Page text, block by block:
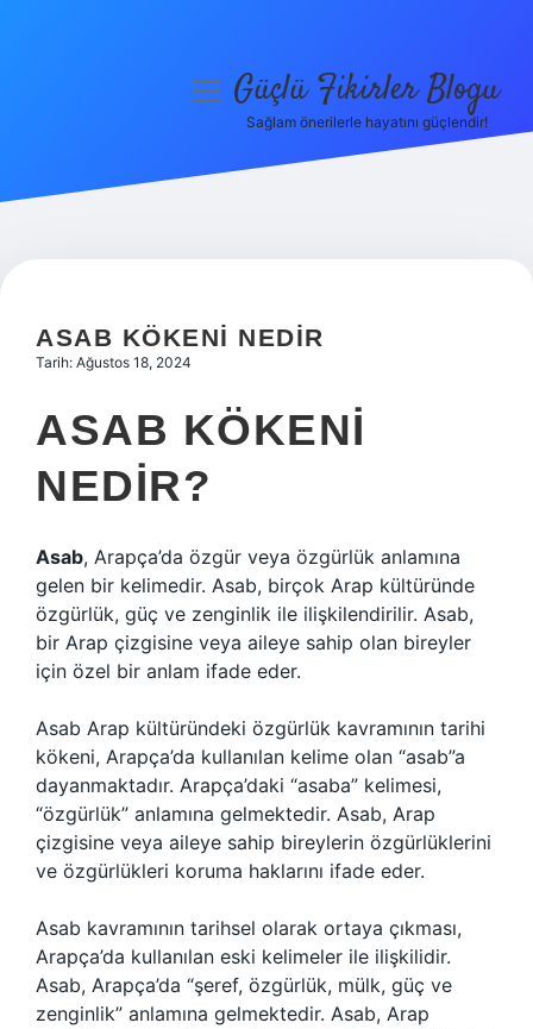
Hakkımızda
menüyüGüçlü Fikirler Blogu
Sağlam önerilerle hayatını güçlendir!
ASAB KÖKENI NEDIR
Tarih: Ağustos 18, 2024
ASAB KÖKENI
NEDIR?
Asab, Arapça’da özgür veya özgürlük anlamına
gelen bir kelimedir. Asab, birçok Arap kültüründe
özgürlük, güç ve zenginlik ile ilişkilendirilir. Asab,
bir Arap çizgisine veya aileye sahip olan bireyler
için özel bir anlam ifade eder.
Asab Arap kültüründeki özgürlük kavramının tarihi
kökeni, Arapça’da kullanılan kelime olan “asab”a
dayanmaktadır. Arapça’daki “asaba” kelimesi,
“özgürlük” anlamına gelmektedir. Asab, Arap
çizgisine veya aileye sahip bireylerin özgürlüklerini
ve özgürlükleri koruma haklarını ifade eder.
Asab kavramının tarihsel olarak ortaya çıkması,
Arapça’da kullanılan eski kelimeler ile ilişkilidir.
Asab, Arapça’da “şeref, özgürlük, mülk, güç ve
zenginlik” anlamına gelmektedir. Asab, Arap